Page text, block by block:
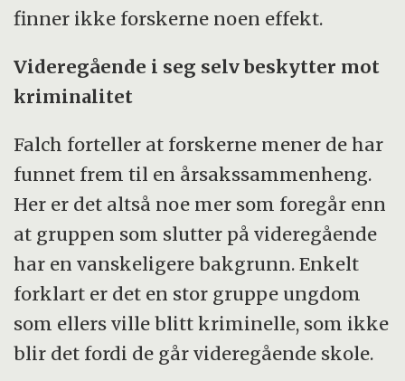
finner ikke forskerne noen effekt.
Videregående i seg selv beskytter mot
kriminalitet
Falch forteller at forskerne mener de har
funnet frem til en årsakssammenheng.
Her er det altså noe mer som foregår enn
at gruppen som slutter på videregående
har en vanskeligere bakgrunn. Enkelt
forklart er det en stor gruppe ungdom
som ellers ville blitt kriminelle, som ikke
blir det fordi de går videregående skole.